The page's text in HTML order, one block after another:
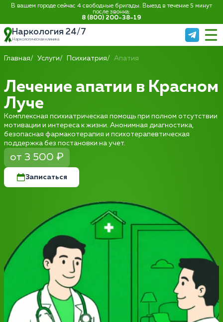
В вашем городе сейчас 4 свободные бригады. Выезд в течение 5 минут
после звонка:
8 (800) 200-38-19
Наркология 24/7
Наркологическая клиника
Главная Услуги Психиатрия Апатия
Лечение апатии в Красном
Луче
Комплексная психиатрическая помощь при полном отсутствии
мотивации и интереса к жизни. Анонимная диагностика,
безопасная фармакотерапия и психотерапевтическая
поддержка без постановки на учет.
от 3 500 ₽
Записаться